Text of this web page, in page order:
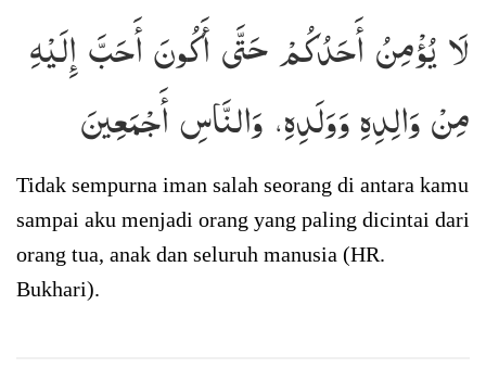
لَا يُؤْمِنُ أَحَدُكُمْ حَتَّى أَكُونَ أَحَبَّ إِلَيْهِ
مِنْ وَالِدِهِ وَوَلَدِهِ، وَالنَّاسِ أَجْمَعِينَ
Tidak sempurna iman salah seorang di antara kamu
sampai aku menjadi orang yang paling dicintai dari
orang tua, anak dan seluruh manusia (HR.
Bukhari).